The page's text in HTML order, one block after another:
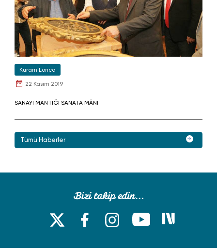
Kuram Lonca
22 Kasım 2019
SANAYİ MANTIĞI SANATA MÂNİ
Tümü Haberler